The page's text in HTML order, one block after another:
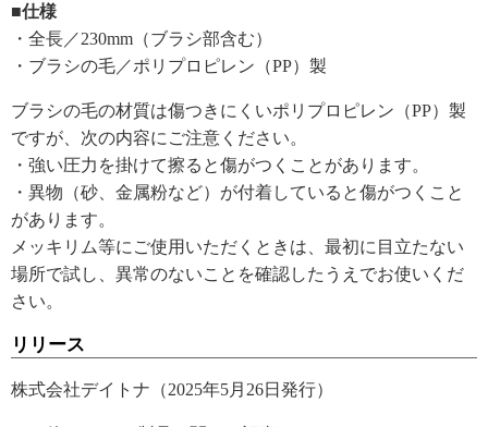
■仕様
・全長／230mm（ブラシ部含む）
・ブラシの毛／ポリプロピレン（PP）製
ブラシの毛の材質は傷つきにくいポリプロピレン（PP）製
ですが、次の内容にご注意ください。
・強い圧力を掛けて擦ると傷がつくことがあります。
・異物（砂、金属粉など）が付着していると傷がつくこと
があります。
メッキリム等にご使用いただくときは、最初に目立たない
場所で試し、異常のないことを確認したうえでお使いくだ
さい。
リリース
株式会社デイトナ（2025年5月26日発行）